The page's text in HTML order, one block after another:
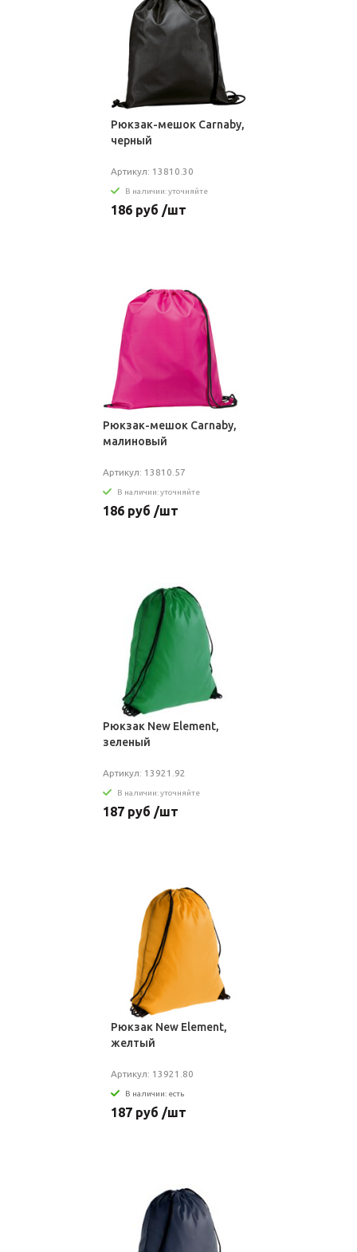
Рюкзак-мешок Carnaby,
черный
Артикул: 13810.30
В наличии: уточняйте
186 руб /шт
Рюкзак-мешок Carnaby,
малиновый
Артикул: 13810.57
В наличии: уточняйте
186 руб /шт
Рюкзак New Element,
зеленый
Артикул: 13921.92
В наличии: уточняйте
187 руб /шт
Рюкзак New Element,
желтый
Артикул: 13921.80
В наличии: есть
187 руб /шт